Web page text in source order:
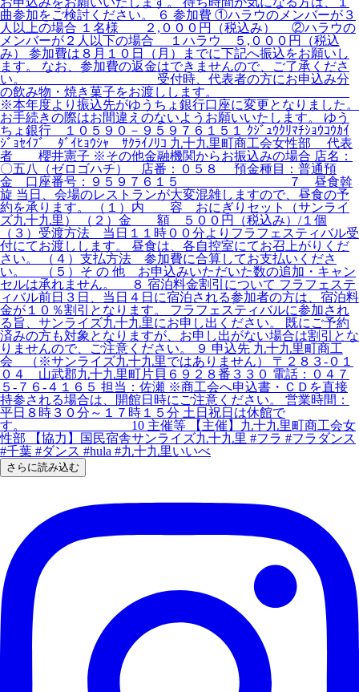
さらに読み込む